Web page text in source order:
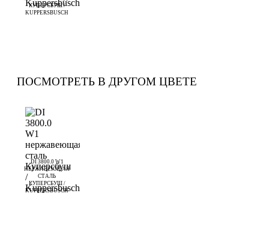
КУПЕРСБУШ /
KUPPERSBUSCH
ПОСМОТРЕТЬ В ДРУГОМ ЦВЕТЕ
DI 3800.0 W1
НЕРЖАВЕЮЩАЯ
СТАЛЬ
КУПЕРСБУШ /
KUPPERSBUSCH